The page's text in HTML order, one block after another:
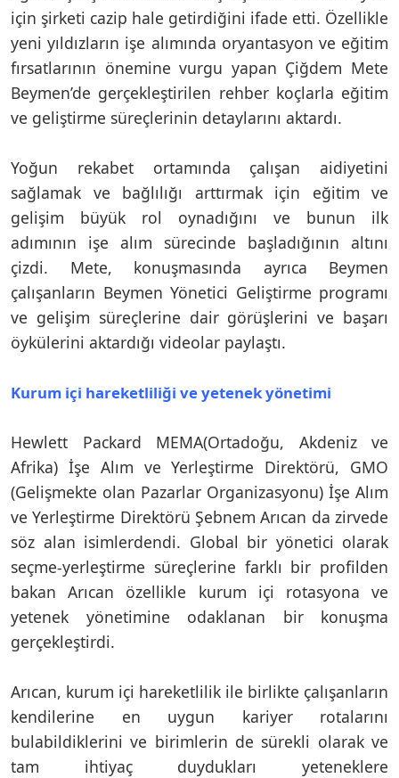
için şirketi cazip hale getirdiğini ifade etti. Özellikle
yeni yıldızların işe alımında oryantasyon ve eğitim
fırsatlarının önemine vurgu yapan Çiğdem Mete
Beymen’de gerçekleştirilen rehber koçlarla eğitim
ve geliştirme süreçlerinin detaylarını aktardı.
Yoğun rekabet ortamında çalışan aidiyetini
sağlamak ve bağlılığı arttırmak için eğitim ve
gelişim büyük rol oynadığını ve bunun ilk
adımının işe alım sürecinde başladığının altını
çizdi. Mete, konuşmasında ayrıca Beymen
çalışanların Beymen Yönetici Geliştirme programı
ve gelişim süreçlerine dair görüşlerini ve başarı
öykülerini aktardığı videolar paylaştı.
Kurum içi hareketliliği ve yetenek yönetimi
Hewlett Packard MEMA(Ortadoğu, Akdeniz ve
Afrika) İşe Alım ve Yerleştirme Direktörü, GMO
(Gelişmekte olan Pazarlar Organizasyonu) İşe Alım
ve Yerleştirme Direktörü Şebnem Arıcan da zirvede
söz alan isimlerdendi. Global bir yönetici olarak
seçme-yerleştirme süreçlerine farklı bir profilden
bakan Arıcan özellikle kurum içi rotasyona ve
yetenek yönetimine odaklanan bir konuşma
gerçekleştirdi.
Arıcan, kurum içi hareketlilik ile birlikte çalışanların
kendilerine en uygun kariyer rotalarını
bulabildiklerini ve birimlerin de sürekli olarak ve
tam ihtiyaç duydukları yeteneklere